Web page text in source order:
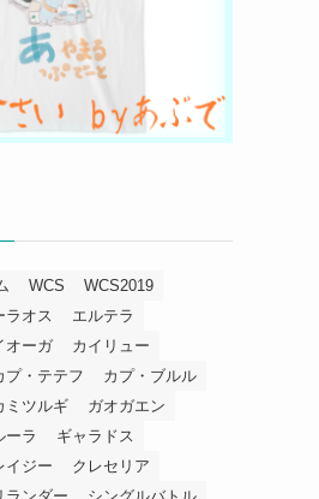
WCS
WCS2019
ラオス
エルテラ
オーガ
カイリュー
プ・テテフ
カプ・ブルル
ミツルギ
ガオガエン
ーラ
ギャラドス
イジー
クレセリア